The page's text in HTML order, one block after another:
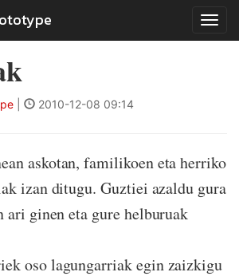
2010-12-08 09:14
askotan, familikoen eta herriko
izan ditugu. Guztiei azaldu gura
ari ginen eta gure helburuak
oso lagungarriak egin zaizkigu